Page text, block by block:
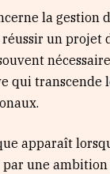
la gestion
un projet
qui transcende
apparaît
une